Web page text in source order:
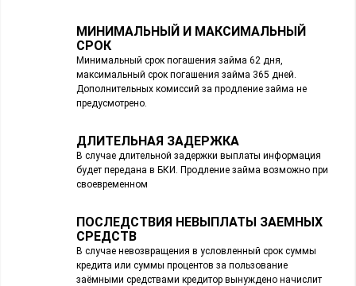
МИНИМАЛЬНЫЙ И МАКСИМАЛЬНЫЙ
СРОК
Минимальный срок погашения займа 62 дня,
максимальный срок погашения займа 365 дней.
Дополнительных комиссий за продление займа не
предусмотрено.
ДЛИТЕЛЬНАЯ ЗАДЕРЖКА
В случае длительной задержки выплаты информация
будет передана в БКИ. Продление займа возможно при
своевременном
ПОСЛЕДСТВИЯ НЕВЫПЛАТЫ ЗАЕМНЫХ
СРЕДСТВ
В случае невозвращения в условленный срок суммы
кредита или суммы процентов за пользование
заёмными средствами кредитор вынуждено начислит